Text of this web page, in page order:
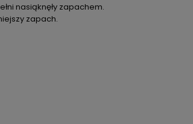
nasiąknęły zapachem.
zapach.